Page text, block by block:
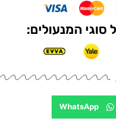
סוגי המנעולים:
WhatsApp